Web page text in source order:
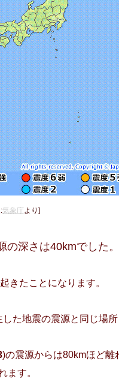
気象庁より]
の深さは40kmでした。
きたことになります。
た地震の震源と同じ場所
)の震源からは80kmほど
ます。